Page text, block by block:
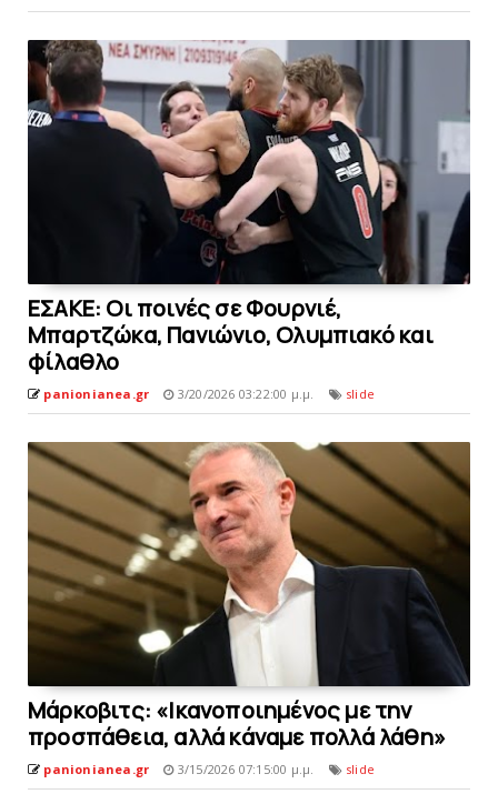
EΣΑΚΕ: Οι ποινές σε Φουρνιέ,
Μπαρτζώκα, Πανιώνιο, Ολυμπιακό και
φίλαθλο
panionianea.gr 3/20/2026 03:22:00 μ.μ. slide
Mάρκοβιτς: «Iκανοποιημένος με την
προσπάθεια, αλλά κάναμε πολλά λάθη»
panionianea.gr 3/15/2026 07:15:00 μ.μ. slide